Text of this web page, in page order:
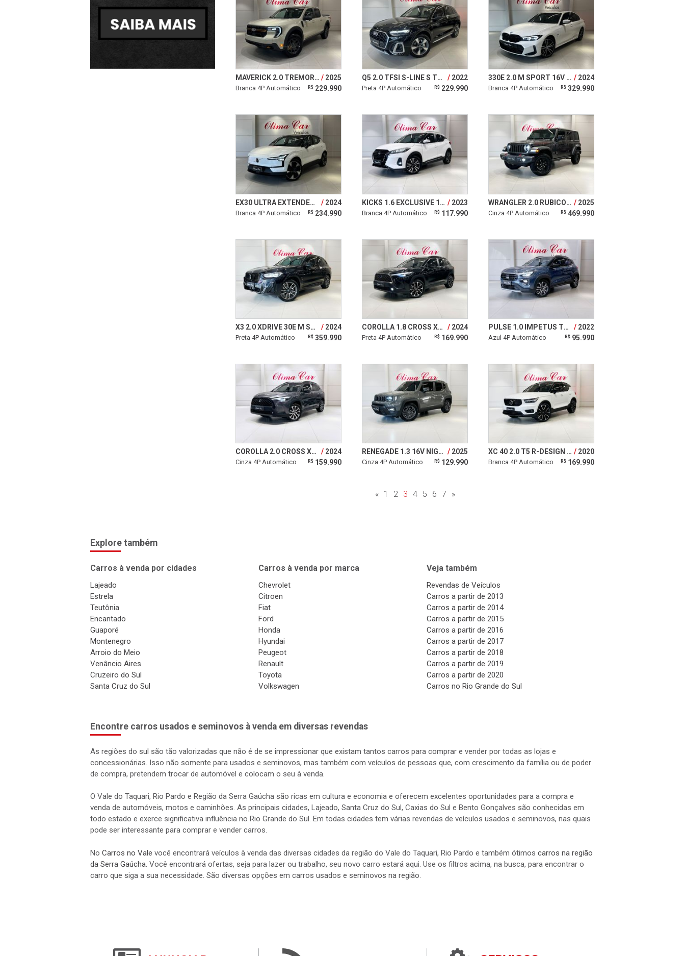
MAVERICK 2.0 TREMOR TURBO 16V 2025
Branca 4P Automático R$ 229.990
Q5 2.0 TFSI S-LINE S TRONIC 16V 2022
Preta 4P Automático R$ 229.990
330E 2.0 M SPORT 16V TURBO HÍBRIDO 2024
Branca 4P Automático R$ 329.990
EX30 ULTRA EXTENDED RANGE 2024
Branca 4P Automático R$ 234.990
KICKS 1.6 EXCLUSIVE 16V 2023
Branca 4P Automático R$ 117.990
WRANGLER 2.0 RUBICON 4X4 AT8 16V 2025
Cinza 4P Automático R$ 469.990
X3 2.0 XDRIVE 30E M SPORT 16V TURBO HÍBRIDO 2024
Preta 4P Automático R$ 359.990
COROLLA 1.8 CROSS XRX 16V HÍBRIDO 2024
Preta 4P Automático R$ 169.990
PULSE 1.0 IMPETUS TURBO 200 12V 2022
Azul 4P Automático R$ 95.990
COROLLA 2.0 CROSS XRE 16V 2024
Cinza 4P Automático R$ 159.990
RENEGADE 1.3 16V NIGHT EAGLE T270 TURBO 2025
Cinza 4P Automático R$ 129.990
XC 40 2.0 T5 R-DESIGN SPE AWD GEARTRONIC 2020
Branca 4P Automático R$ 169.990
« 1 2 3 4 5 6 7 »
Explore também
Carros à venda por cidades
Lajeado
Estrela
Teutônia
Encantado
Guaporé
Montenegro
Arroio do Meio
Venâncio Aires
Cruzeiro do Sul
Santa Cruz do Sul
Carros à venda por marca
Chevrolet
Citroen
Fiat
Ford
Honda
Hyundai
Peugeot
Renault
Toyota
Volkswagen
Veja também
Revendas de Veículos
Carros a partir de 2013
Carros a partir de 2014
Carros a partir de 2015
Carros a partir de 2016
Carros a partir de 2017
Carros a partir de 2018
Carros a partir de 2019
Carros a partir de 2020
Carros no Rio Grande do Sul
Encontre carros usados e seminovos à venda em diversas revendas
As regiões do sul são tão valorizadas que não é de se impressionar que existam tantos carros para comprar e vender por todas as lojas e
concessionárias. Isso não somente para usados e seminovos, mas também com veículos de pessoas que, com crescimento da família ou de poder
de compra, pretendem trocar de automóvel e colocam o seu à venda.
O Vale do Taquari, Rio Pardo e Região da Serra Gaúcha são ricas em cultura e economia e oferecem excelentes oportunidades para a compra e
venda de automóveis, motos e caminhões. As principais cidades, Lajeado, Santa Cruz do Sul, Caxias do Sul e Bento Gonçalves são conhecidas em
todo estado e exerce significativa influência no Rio Grande do Sul. Em todas cidades tem várias revendas de veículos usados e seminovos, nas quais
pode ser interessante para comprar e vender carros.
No Carros no Vale você encontrará veículos à venda das diversas cidades da região do Vale do Taquari, Rio Pardo e também ótimos carros na região
da Serra Gaúcha . Você encontrará ofertas, seja para lazer ou trabalho, seu novo carro estará aqui. Use os filtros acima, na busca, para encontrar o
carro que siga a sua necessidade. São diversas opções em carros usados e seminovos na região.